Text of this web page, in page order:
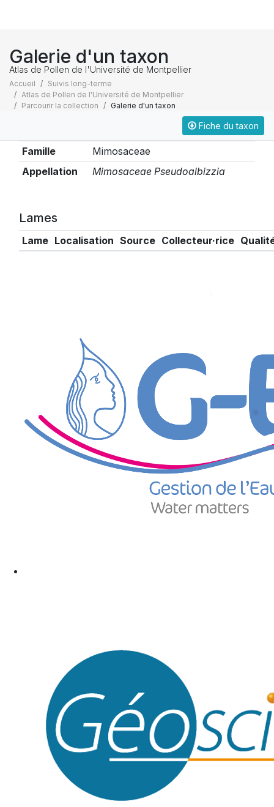
Galerie d'un taxon
Atlas de Pollen de l'Université de Montpellier
Accueil
Suivis long-terme
Atlas de Pollen de l'Université de Montpellier
Parcourir la collection
Galerie d'un taxon
Fiche du taxon
Famille
Mimosaceae
Appellation
Mimosaceae Pseudoalbizzia
Lames
Lame Localisation Source Collecteur·rice